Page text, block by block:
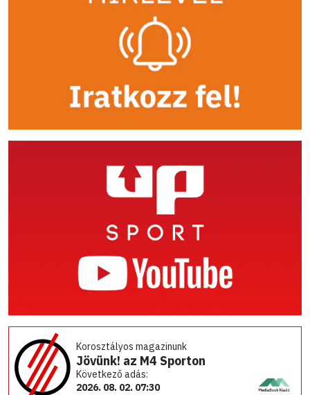
Korosztályos magazinunk
Jövünk! az M4 Sporton
Következő adás:
2026. 08. 02. 07:30